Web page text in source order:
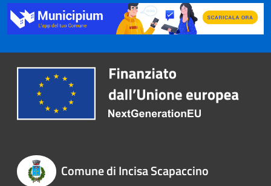
Comune di Incisa Scapaccino